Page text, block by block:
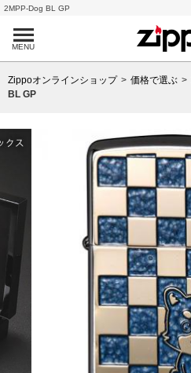
2MPP-Dog BL GP
MENU
Zippoオンラインショップ 価格で選ぶ
BL GP